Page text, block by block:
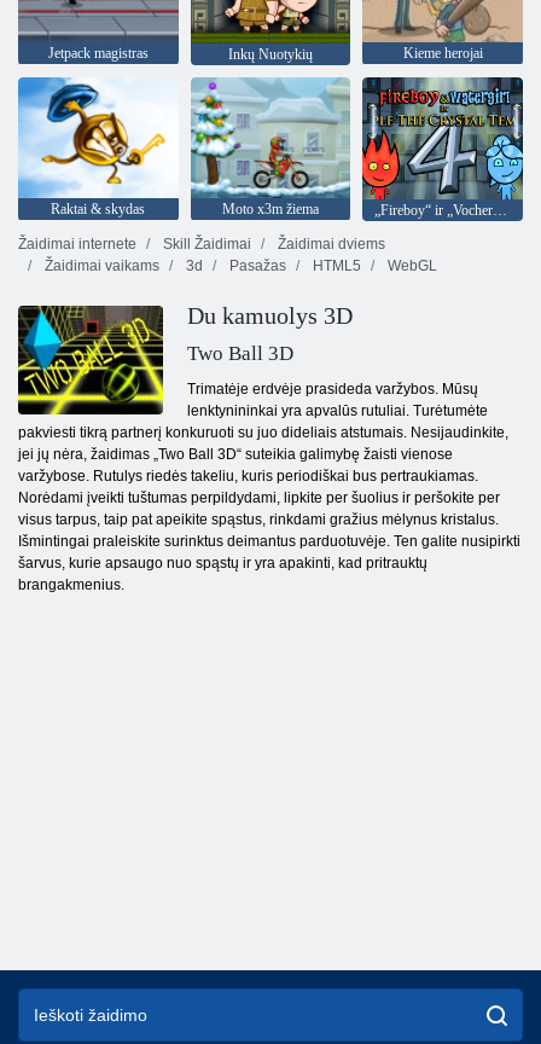
Jetpack magistras Inkų Nuotykių Kieme herojai
Raktai & skydas Moto x3m žiema
„Fireboy“ ir „Vochergirl 4“: „Crystal Temple“
Žaidimai internete
Skill Žaidimai
Žaidimai dviems
Žaidimai vaikams
3d Pasažas HTML5 WebGL
Du kamuolys 3D
Two Ball 3D
Trimatėje erdvėje prasideda varžybos. Mūsų
lenktynininkai yra apvalūs rutuliai. Turėtumėte
pakviesti tikrą partnerį konkuruoti su juo dideliais atstumais. Nesijaudinkite,
jei jų nėra, žaidimas „Two Ball 3D“ suteikia galimybę žaisti vienose
varžybose. Rutulys riedės takeliu, kuris periodiškai bus pertraukiamas.
Norėdami įveikti tuštumas perpildydami, lipkite per šuolius ir peršokite per
visus tarpus, taip pat apeikite spąstus, rinkdami gražius mėlynus kristalus.
Išmintingai praleiskite surinktus deimantus parduotuvėje. Ten galite nusipirkti
šarvus, kurie apsaugo nuo spąstų ir yra apakinti, kad pritrauktų
brangakmenius.